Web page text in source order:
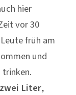
hier
vor 30
früh am
und
trinken.
Liter,